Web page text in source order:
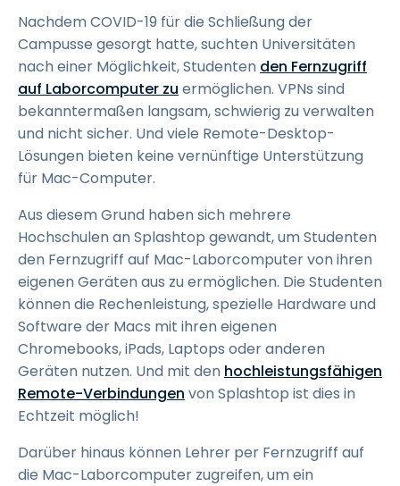
Nachdem COVID-19 für die Schließung der
Campusse gesorgt hatte, suchten Universitäten
nach einer Möglichkeit, Studenten den Fernzugriff
auf Laborcomputer zu ermöglichen. VPNs sind
bekanntermaßen langsam, schwierig zu verwalten
und nicht sicher. Und viele Remote-Desktop-
Lösungen bieten keine vernünftige Unterstützung
für Mac-Computer.
Aus diesem Grund haben sich mehrere
Hochschulen an Splashtop gewandt, um Studenten
den Fernzugriff auf Mac-Laborcomputer von ihren
eigenen Geräten aus zu ermöglichen. Die Studenten
können die Rechenleistung, spezielle Hardware und
Software der Macs mit ihren eigenen
Chromebooks, iPads, Laptops oder anderen
Geräten nutzen. Und mit den hochleistungsfähigen
Remote-Verbindungen von Splashtop ist dies in
Echtzeit möglich!
Darüber hinaus können Lehrer per Fernzugriff auf
die Mac-Laborcomputer zugreifen, um ein